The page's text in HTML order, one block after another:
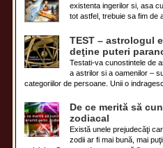
existenta ingerilor si, asa
tot astfel, trebuie sa fim de
TEST – astrologul
deţine puteri
Testati-va cunostintele de
a astrilor si a oamenilor –
categoriilor de persoane. Unii o
De ce merită să
zodiacal
Există unele prejudecăţi
zodii ar fi mai bună, mai